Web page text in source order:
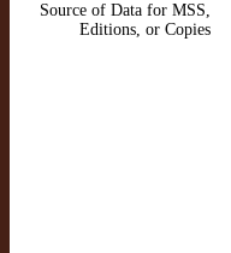
Source of Data for MSS,
Editions, or Copies